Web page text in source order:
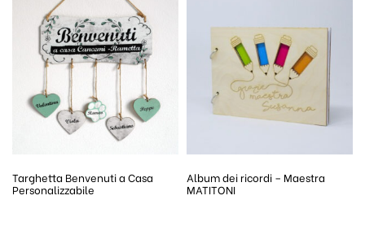
Targhetta Benvenuti a Casa
Personalizzabile
Album dei ricordi – Maestra
MATITONI